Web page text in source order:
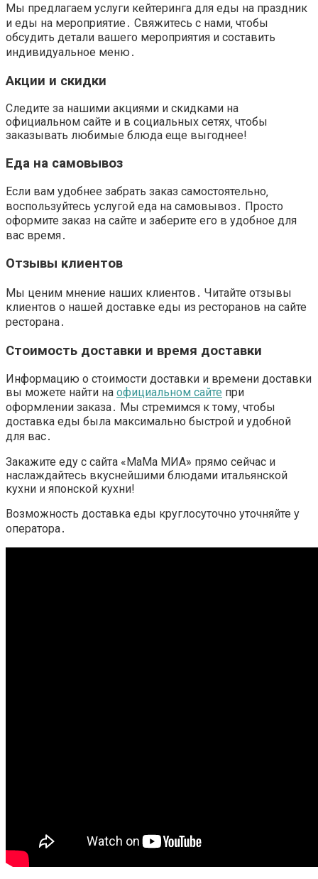
Мы предлагаем услуги кейтеринга для еды на праздник
и еды на мероприятие ․ Свяжитесь с нами‚ чтобы
обсудить детали вашего мероприятия и составить
индивидуальное меню․
Акции и скидки
Следите за нашими акциями и скидками на
официальном сайте и в социальных сетях‚ чтобы
заказывать любимые блюда еще выгоднее!
Еда на самовывоз
Если вам удобнее забрать заказ самостоятельно‚
воспользуйтесь услугой еда на самовывоз ․ Просто
оформите заказ на сайте и заберите его в удобное для
вас время․
Отзывы клиентов
Мы ценим мнение наших клиентов․ Читайте отзывы
клиентов о нашей доставке еды из ресторанов на сайте
ресторана․
Стоимость доставки и время доставки
Информацию о стоимости доставки и времени доставки
вы можете найти на официальном сайте при
оформлении заказа․ Мы стремимся к тому‚ чтобы
доставка еды была максимально быстрой и удобной
для вас․
Закажите еду с сайта «МаМа МИА» прямо сейчас и
наслаждайтесь вкуснейшими блюдами итальянской
кухни и японской кухни!
Возможность доставка еды круглосуточно уточняйте у
оператора․